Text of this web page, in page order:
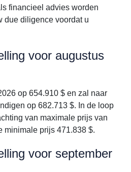
financieel advies worden
due diligence voordat u
voor augustus
op 654.910 $ en zal naar
op 682.713 $. In de loop
van maximale prijs van
minimale prijs 471.838 $.
voor september